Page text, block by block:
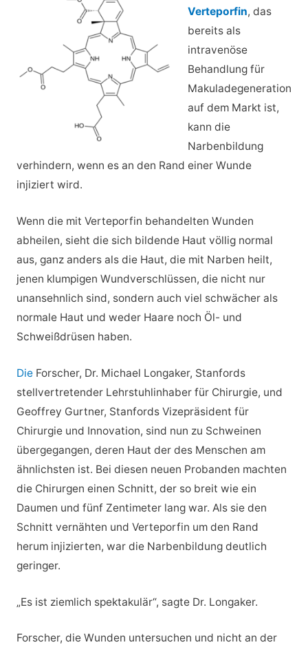
Verteporfin, das
bereits als
intravenöse
Behandlung für
Makuladegeneration
auf dem Markt ist,
kann die
Narbenbildung
verhindern, wenn es an den Rand einer Wunde
injiziert wird.
Wenn die mit Verteporfin behandelten Wunden
abheilen, sieht die sich bildende Haut völlig normal
aus, ganz anders als die Haut, die mit Narben heilt,
jenen klumpigen Wundverschlüssen, die nicht nur
unansehnlich sind, sondern auch viel schwächer als
normale Haut und weder Haare noch Öl- und
Schweißdrüsen haben.
Die Forscher, Dr. Michael Longaker, Stanfords
stellvertretender Lehrstuhlinhaber für Chirurgie, und
Geoffrey Gurtner, Stanfords Vizepräsident für
Chirurgie und Innovation, sind nun zu Schweinen
übergegangen, deren Haut der des Menschen am
ähnlichsten ist. Bei diesen neuen Probanden machten
die Chirurgen einen Schnitt, der so breit wie ein
Daumen und fünf Zentimeter lang war. Als sie den
Schnitt vernähten und Verteporfin um den Rand
herum injizierten, war die Narbenbildung deutlich
geringer.
„Es ist ziemlich spektakulär“, sagte Dr. Longaker.
Forscher, die Wunden untersuchen und nicht an der